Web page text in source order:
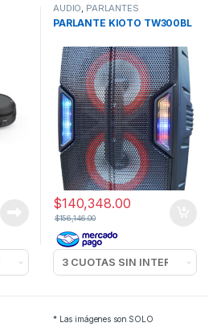
AUDIO, PARLANTES
POTENCIADOS
PARLANTE KIOTO TW300BL
$140,348.00
$156,146.00
* Las imágenes son SOLO